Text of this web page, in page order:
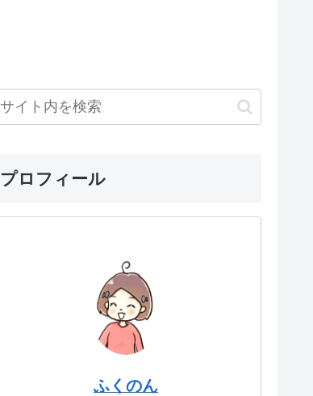
プロフィール
ふくのん